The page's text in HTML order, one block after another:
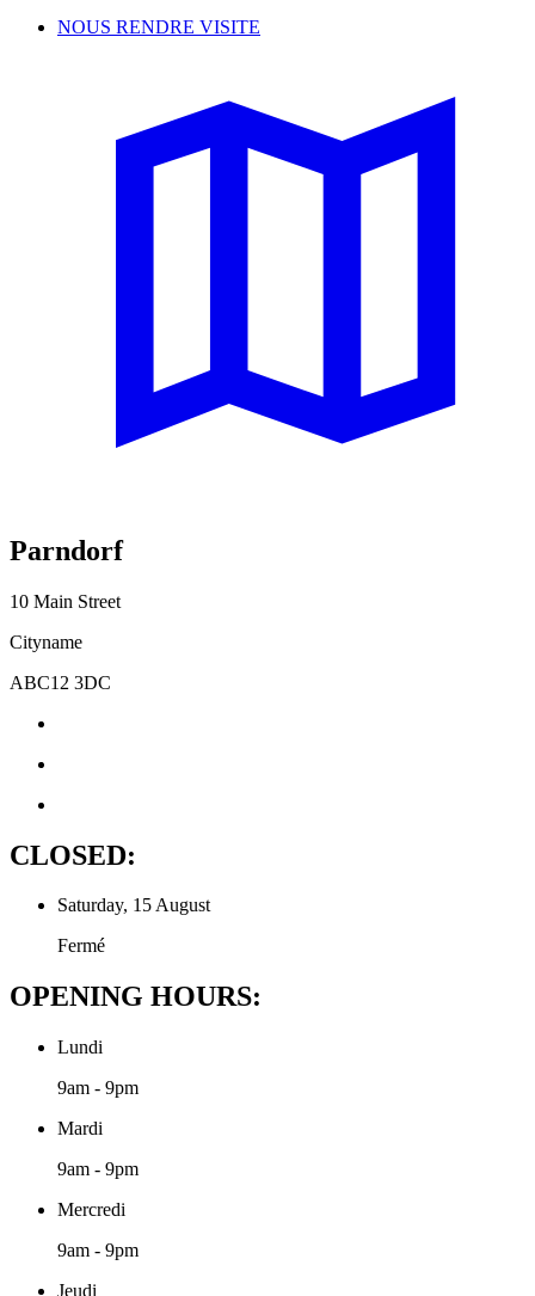
NOUS RENDRE VISITE
Parndorf
10 Main Street
Cityname
ABC12 3DC
CLOSED:
Saturday, 15 August
Fermé
OPENING HOURS:
Lundi
9am - 9pm
Mardi
9am - 9pm
Mercredi
9am - 9pm
Jeudi